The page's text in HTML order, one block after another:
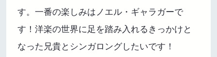
す。一番の楽しみはノエル・ギャラガーで
す！洋楽の世界に足を踏み入れるきっかけと
なった兄貴とシンガロングしたいです！